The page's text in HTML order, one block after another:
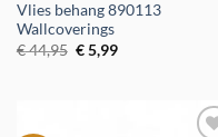
Vlies behang 890113
Wallcoverings
€44,95 Oorspronkelijke
prijs
€5,99Huidige